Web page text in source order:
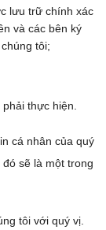
lưu trữ chính xác
và các bên ký
tôi;
thực hiện.
cá nhân của quý
sẽ là một trong
tôi với quý vị.